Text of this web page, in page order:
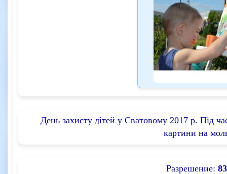
День захисту дітей у Сватовому 2017 р. Під
картини на
Разрешение: